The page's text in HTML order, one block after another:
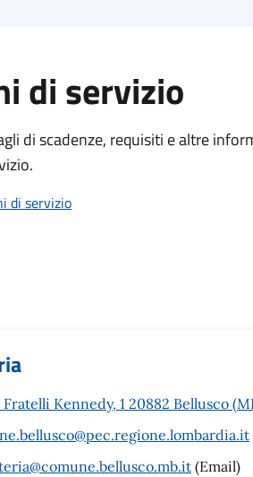
di servizio
di scadenze, requisiti e altre
di servizio
Fratelli Kennedy, 1 20882 Bellusco
(Email)